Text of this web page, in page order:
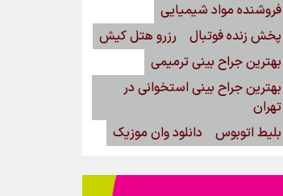
فروشنده مواد شیمیایی
پخش زنده فوتبال
رزرو هتل کیش
بهترین جراح بینی ترمیمی
بهترین جراح بینی استخوانی در
تهران
بلیط اتوبوس
دانلود وان موزیک